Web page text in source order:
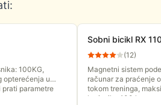
100KG,
opterećenja u
prati parametre
Sobni bicikl RX
(12)
Magnetni sistem
računar za praćenje
tokom treninga,
korisnika 100 kg